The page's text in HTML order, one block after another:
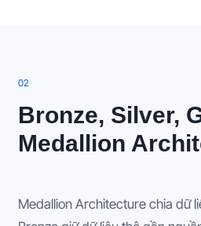
02
Bronze, Silver,
Medallion
Medallion Architecture chia dữ